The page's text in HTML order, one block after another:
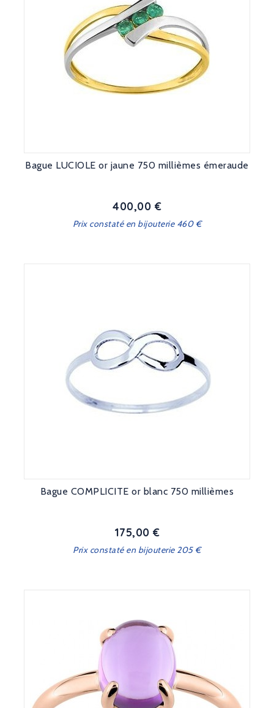
Bague LUCIOLE or jaune 750 millièmes émeraude
Prix
400,00 €
Prix constaté en bijouterie 460 €
Bague COMPLICITE or blanc 750 millièmes
Prix
175,00 €
Prix constaté en bijouterie 205 €